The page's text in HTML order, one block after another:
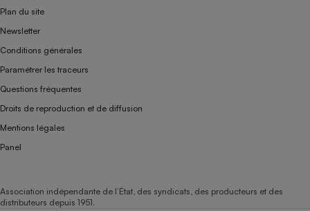
Plan du site
Newsletter
Conditions générales
Paramétrer les traceurs
Questions fréquentes
Droits de reproduction et de diffusion
Mentions légales
Panel
Association indépendante de l’État, des syndicats, des producteurs et des
distributeurs depuis 1951.